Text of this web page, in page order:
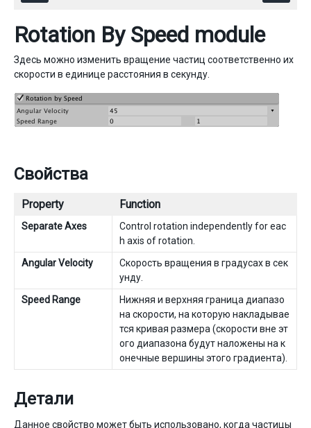
Rotation By Speed module
Здесь можно изменить вращение частиц соответственно их
скорости в единице расстояния в секунду.
Свойства
Property Function
Separate Axes
Control rotation independently for eac
h axis of rotation.
Angular Velocity
Скорость вращения в градусах в сек
унду.
Speed Range
Нижняя и верхняя граница диапазо
на скорости, на которую накладывае
тся кривая размера (скорости вне эт
ого диапазона будут наложены на к
онечные вершины этого градиента).
Детали
Данное свойство может быть использовано, когда частицы